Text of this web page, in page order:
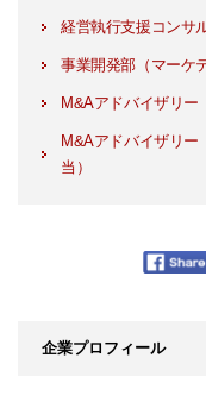
経営執行支援コンサ
事業開発部（マーケ
M&Aアドバイザリー
M&Aアドバイザリー
当）
企業プロフィール